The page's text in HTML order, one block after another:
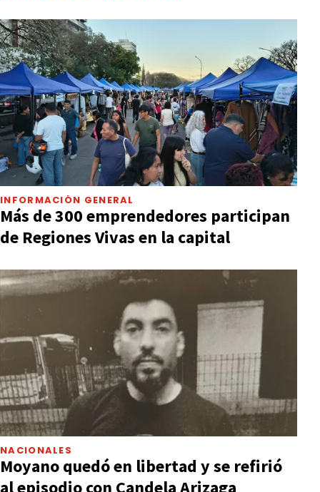
INFORMACIÓN GENERAL
Más de 300 emprendedores participan
de Regiones Vivas en la capital
NACIONALES
Moyano quedó en libertad y se refirió